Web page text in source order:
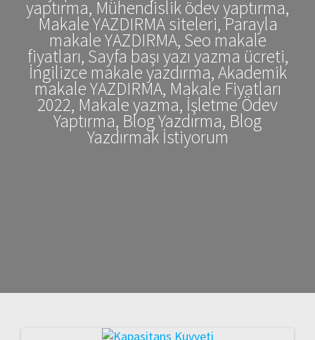
yaptırma, Mühendislik ödev yaptırma,
Makale YAZDIRMA siteleri, Parayla
makale YAZDIRMA, Seo makale
fiyatları, Sayfa başı yazı yazma ücreti,
İngilizce makale yazdırma, Akademik
makale YAZDIRMA, Makale Fiyatları
2022, Makale yazma, İşletme Ödev
Yaptırma, Blog Yazdırma, Blog
Yazdırmak İstiyorum